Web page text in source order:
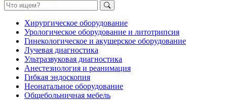
Хирургическое оборудование
Урологическое оборудование и литотрипсия
Гинекологическое и акушерское оборудование
Лучевая диагностика
Ультразвуковая диагностика
Анестезиология и реанимация
Гибкая эндоскопия
Неонатальное оборудование
Общебольничная мебель